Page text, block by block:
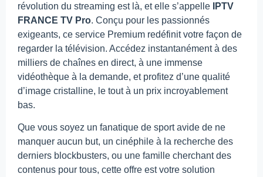
révolution du streaming est là, et elle s’appelle
IPTV
FRANCE TV Pro. Conçu pour les passionnés
exigeants, ce service Premium redéfinit votre façon de
regarder la télévision. Accédez instantanément à des
milliers de chaînes en direct, à une immense
vidéothèque à la demande, et profitez d’une qualité
d’image cristalline, le tout à un prix incroyablement
bas.
Que vous soyez un fanatique de sport avide de ne
manquer aucun but, un cinéphile à la recherche des
derniers blockbusters, ou une famille cherchant des
contenus pour tous, cette offre est votre solution